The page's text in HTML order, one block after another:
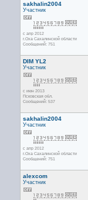
sakhalin2004
Участник
с апр 2012
г.Оха Сахалинской области
Сообщений: 751
DIM YL2
Участник
с июн 2013
Псковская обл.
Сообщений: 537
sakhalin2004
Участник
с апр 2012
г.Оха Сахалинской области
Сообщений: 751
alexcom
Участник